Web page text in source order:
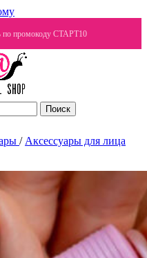
по промокоду СТАРТ10
Поиск
/ Аксессуары для лица